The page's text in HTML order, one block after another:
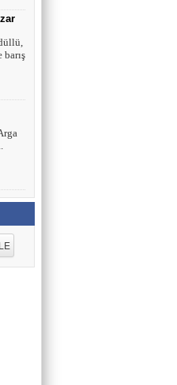
barış